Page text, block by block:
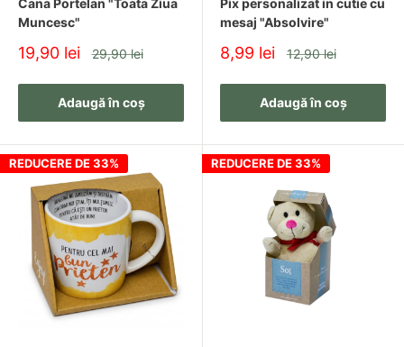
Oferă un Cadou care Contează
Explorează categoriaCadouri
și alege produse care aduc
bucurie, emoție și un plus de eleganță fiecărei ocazii.
Cana Portelan "Toata Ziua
Muncesc"
Pret
redus
19,90 lei Pret
29,90 lei
Adaugă în coș
Pix personalizat in cutie cu
mesaj "Absolvire"
Pret
redus
8,99 lei Pret
12,90 lei
Adaugă în coș
REDUCERE DE 33% REDUCERE DE 33%